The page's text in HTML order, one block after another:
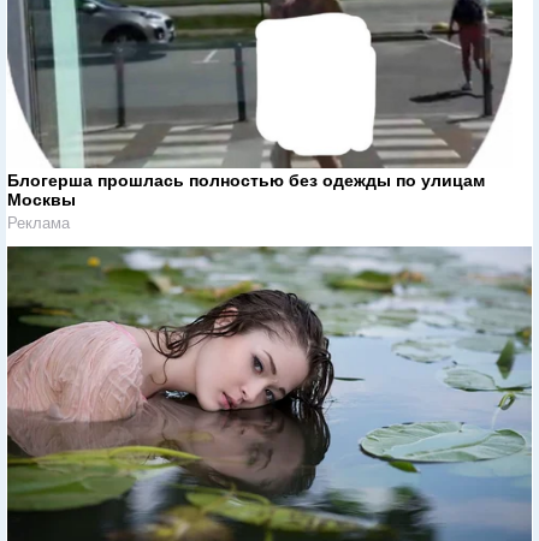
Блогерша прошлась полностью без одежды по улицам
Москвы
Реклама